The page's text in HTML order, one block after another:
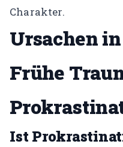
Charakter.
Ursachen
Frühe
Ist